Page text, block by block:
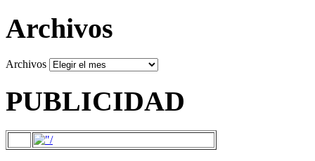
Archivos
Archivos
PUBLICIDAD